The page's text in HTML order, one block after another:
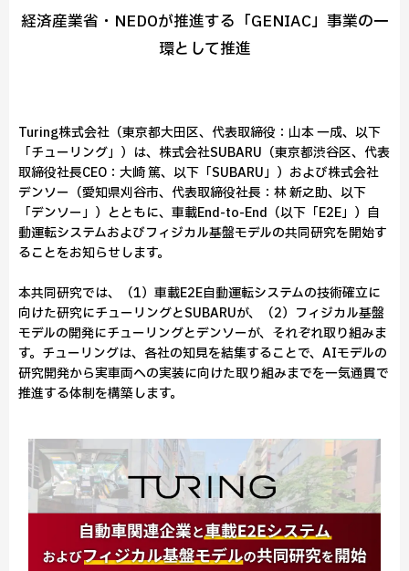
経済産業省・NEDOが推進する「GENIAC」事業の一
環として推進
Turing株式会社（東京都大田区、代表取締役：山本 一成、以下
「チューリング」）は、株式会社SUBARU（東京都渋谷区、代表
取締役社長CEO：大崎 篤、以下「SUBARU」）および株式会社
デンソー（愛知県刈谷市、代表取締役社長：林 新之助、以下
「デンソー」）とともに、車載End-to-End（以下「E2E」）自
動運転システムおよびフィジカル基盤モデルの共同研究を開始す
ることをお知らせします。
本共同研究では、（1）車載E2E自動運転システムの技術確立に
向けた研究にチューリングとSUBARUが、（2）フィジカル基盤
モデルの開発にチューリングとデンソーが、それぞれ取り組みま
す。チューリングは、各社の知見を結集することで、AIモデルの
研究開発から実車両への実装に向けた取り組みまでを一気通貫で
推進する体制を構築します。